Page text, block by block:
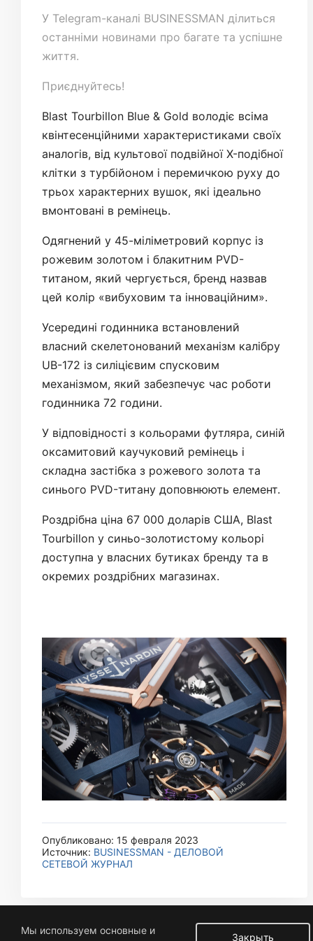
У Telegram-каналі BUSINESSMAN ділиться
останніми новинами про багате та успішне
життя.
Приєднуйтесь!
Blast Tourbillon Blue & Gold володіє всіма
квінтесенційними характеристиками своїх
аналогів, від культової подвійної X-подібної
клітки з турбійоном і перемичкою руху до
трьох характерних вушок, які ідеально
вмонтовані в ремінець.
Одягнений у 45-міліметровий корпус із
рожевим золотом і блакитним PVD-
титаном, який чергується, бренд назвав
цей колір «вибуховим та інноваційним».
Усередині годинника встановлений
власний скелетонований механізм калібру
UB-172 із силіцієвим спусковим
механізмом, який забезпечує час роботи
годинника 72 години.
У відповідності з кольорами футляра, синій
оксамитовий каучуковий ремінець і
складна застібка з рожевого золота та
синього PVD-титану доповнюють елемент.
Роздрібна ціна 67 000 доларів США, Blast
Tourbillon у синьо-золотистому кольорі
доступна у власних бутиках бренду та в
окремих роздрібних магазинах.
Опубликовано: 15 февраля 2023
Источник: BUSINESSMAN - ДЕЛОВОЙ
СЕТЕВОЙ ЖУРНАЛ
Закрыть
Мы используем основные и